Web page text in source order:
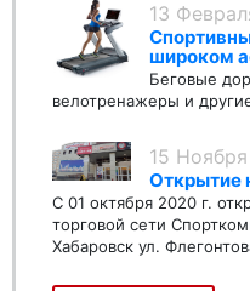
13
широком
Беговые
велотренажеры и
15
Открытие
С 01 октября 2020 г.
торговой сети
Хабаровск ул.